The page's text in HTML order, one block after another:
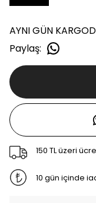
AYNI GÜN
Paylaş:
150 TL üzeri
10 gün içinde